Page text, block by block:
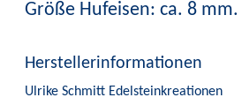
Größe Hufeisen: ca. 8 mm.
Herstellerinformationen
Ulrike Schmitt Edelsteinkreationen